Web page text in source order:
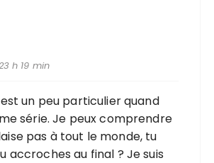
h 19 min
un peu particulier quand
série. Je peux comprendre
pas à tout le monde, tu
accroches au final ? Je suis